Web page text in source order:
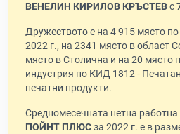
ВЕНЕЛИН КИРИЛОВ КРЪСТЕВс
Дружеството е на 4 915 място
2022 г., на 2341 място в област
място в Столична и на 20 място
индустрия по КИД 1812 -
печатни продукти.
Средномесечната нетна работна
ПОЙНТ ПЛЮСза 2022 г. е в